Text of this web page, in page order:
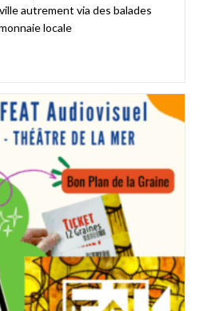
autrement via des balades
locale